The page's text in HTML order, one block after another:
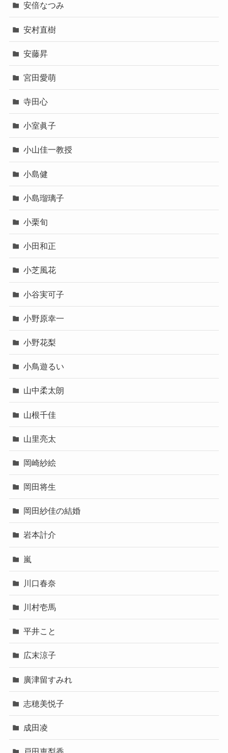
安倍なつみ
安村直樹
安藤昇
宮田愛萌
寺田心
小室眞子
小山佳一教授
小島健
小島瑠璃子
小栗旬
小田和正
小芝風花
小谷実可子
小野原幸一
小野花梨
小鳥遊るい
山中柔太朗
山根千佳
山里亮太
岡崎紗絵
岡田将生
岡田紗佳の結婚
岩本計介
嵐
川口春奈
川村壱馬
平井こと
広末涼子
廣津留すみれ
志穂美悦子
成田凌